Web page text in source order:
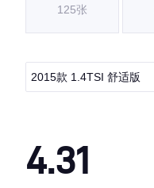
125张
2015款 1.4TSI 舒适版
4.31